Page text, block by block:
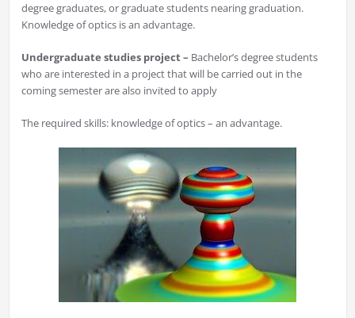
degree graduates, or graduate students nearing graduation.
Knowledge of optics is an advantage.
Undergraduate studies project – Bachelor’s degree students
who are interested in a project that will be carried out in the
coming semester are also invited to apply
The required skills: knowledge of optics – an advantage.